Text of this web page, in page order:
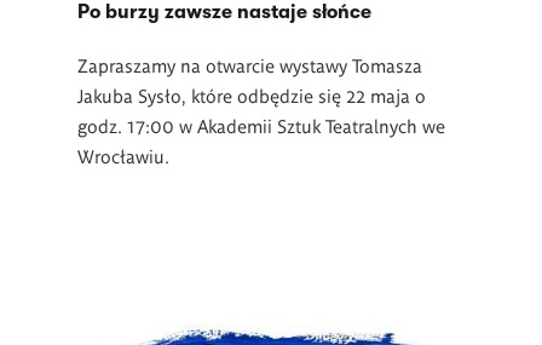
Po burzy zawsze nastaje słońce
Zapraszamy na otwarcie wystawy Tomasza
Jakuba Sysło, które odbędzie się 22 maja o
godz. 17:00 w Akademii Sztuk Teatralnych we
Wrocławiu.